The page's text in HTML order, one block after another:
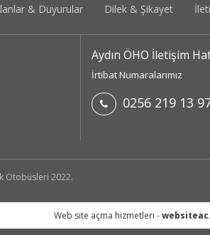
& Duyurular Dilek & Şikayet
Aydın ÖHO İletişim
İrtibat Numaralarımız
0256 219 13
Otobüsleri 2022.
Web site açma hizmetleri -